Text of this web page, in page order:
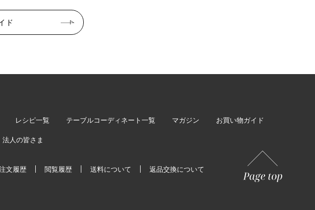
ド
レシピ一覧 テーブルコーディネート一覧 マガジン お買い物ガイド
法人の皆さま
文履歴 閲覧履歴 送料について 返品交換について